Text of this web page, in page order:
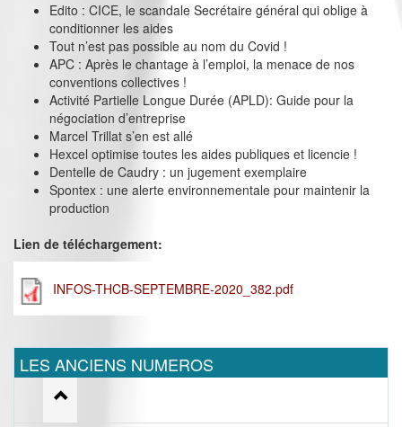
Edito : CICE, le scandale Secrétaire général qui oblige à
conditionner les aides
Tout n’est pas possible au nom du Covid !
APC : Après le chantage à l’emploi, la menace de nos
conventions collectives !
Activité Partielle Longue Durée (APLD): Guide pour la
négociation d’entreprise
Marcel Trillat s’en est allé
Hexcel optimise toutes les aides publiques et licencie !
Dentelle de Caudry : un jugement exemplaire
Spontex : une alerte environnementale pour maintenir la
production
Lien de téléchargement:
INFOS-THCB-SEPTEMBRE-2020_382.pdf
LES ANCIENS NUMEROS